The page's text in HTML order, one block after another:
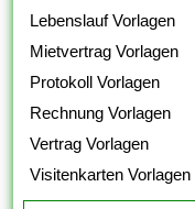
Lebenslauf Vorlagen
Mietvertrag Vorlagen
Protokoll Vorlagen
Rechnung Vorlagen
Vertrag Vorlagen
Visitenkarten Vorlagen